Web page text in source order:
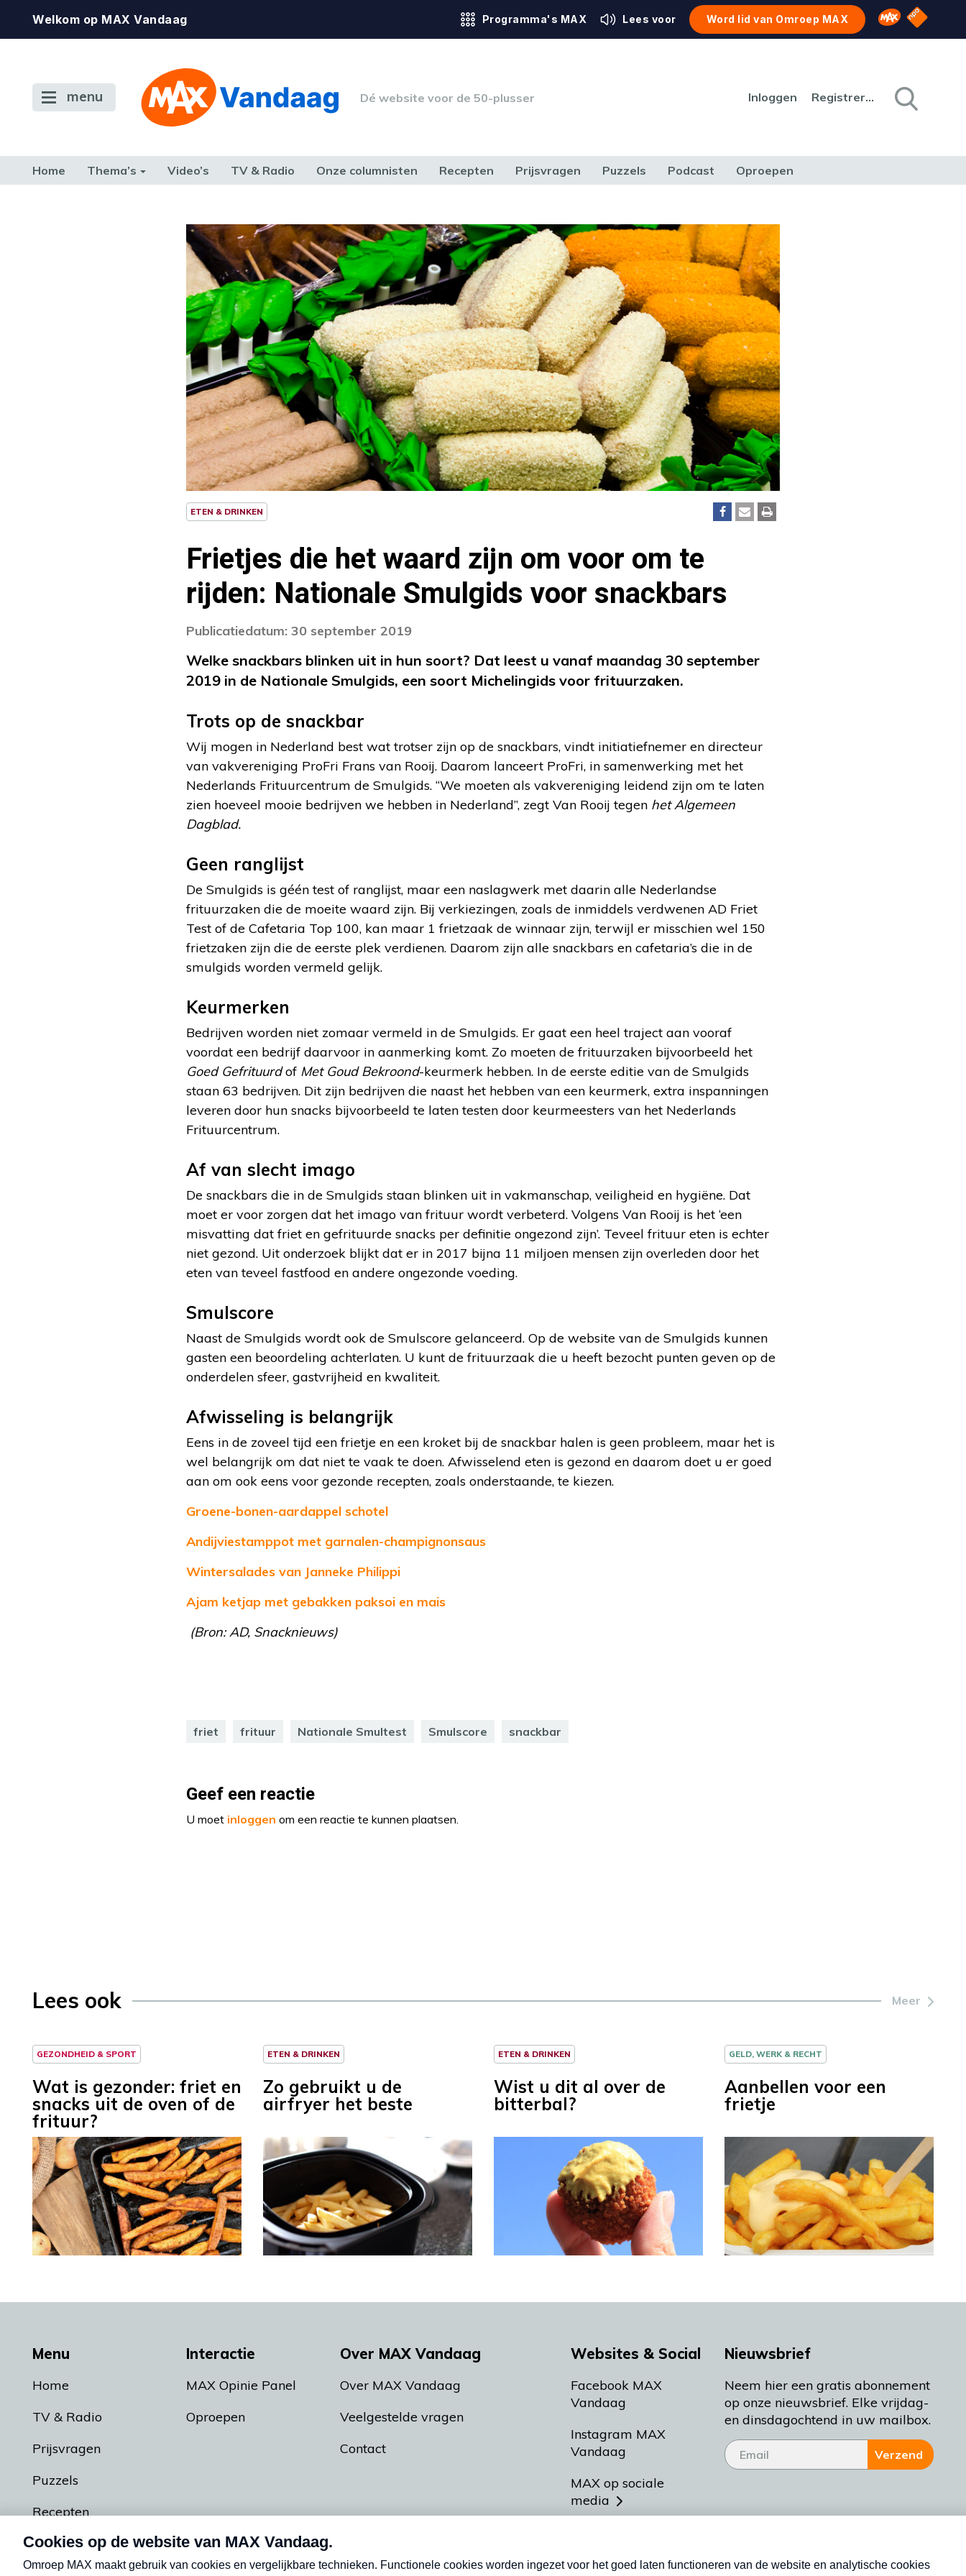
Welkom op MAX Vandaag Programma's MAX Lees voor Word lid van Omroep MAX Omroep MAX
NPO
menu Dé website voor de 50-plusser Inloggen Registreren
Home Thema’s Video’s TV & Radio Onze columnisten Recepten Prijsvragen Puzzels Podcast Oproepen
ETEN & DRINKEN
Frietjes die het waard zijn om voor om te
rijden: Nationale Smulgids voor snackbars
Publicatiedatum: 30 september 2019
Welke snackbars blinken uit in hun soort? Dat leest u vanaf maandag 30 september
2019 in de Nationale Smulgids, een soort Michelingids voor frituurzaken.
Trots op de snackbar
Wij mogen in Nederland best wat trotser zijn op de snackbars, vindt initiatiefnemer en directeur
van vakvereniging ProFri Frans van Rooij. Daarom lanceert ProFri, in samenwerking met het
Nederlands Frituurcentrum de Smulgids. “We moeten als vakvereniging leidend zijn om te laten
zien hoeveel mooie bedrijven we hebben in Nederland”, zegt Van Rooij tegen het Algemeen
Dagblad.
Geen ranglijst
De Smulgids is géén test of ranglijst, maar een naslagwerk met daarin alle Nederlandse
frituurzaken die de moeite waard zijn. Bij verkiezingen, zoals de inmiddels verdwenen AD Friet
Test of de Cafetaria Top 100, kan maar 1 frietzaak de winnaar zijn, terwijl er misschien wel 150
frietzaken zijn die de eerste plek verdienen. Daarom zijn alle snackbars en cafetaria’s die in de
smulgids worden vermeld gelijk.
Keurmerken
Bedrijven worden niet zomaar vermeld in de Smulgids. Er gaat een heel traject aan vooraf
voordat een bedrijf daarvoor in aanmerking komt. Zo moeten de frituurzaken bijvoorbeeld het
Goed Gefrituurdof Met Goud Bekroond-keurmerk hebben. In de eerste editie van de Smulgids
staan 63 bedrijven. Dit zijn bedrijven die naast het hebben van een keurmerk, extra inspanningen
leveren door hun snacks bijvoorbeeld te laten testen door keurmeesters van het Nederlands
Frituurcentrum.
Af van slecht imago
De snackbars die in de Smulgids staan blinken uit in vakmanschap, veiligheid en hygiëne. Dat
moet er voor zorgen dat het imago van frituur wordt verbeterd. Volgens Van Rooij is het ‘een
misvatting dat friet en gefrituurde snacks per definitie ongezond zijn’. Teveel frituur eten is echter
niet gezond. Uit onderzoek blijkt dat er in 2017 bijna 11 miljoen mensen zijn overleden door het
eten van teveel fastfood en andere ongezonde voeding.
Smulscore
Naast de Smulgids wordt ook de Smulscore gelanceerd. Op de website van de Smulgids kunnen
gasten een beoordeling achterlaten. U kunt de frituurzaak die u heeft bezocht punten geven op de
onderdelen sfeer, gastvrijheid en kwaliteit.
Afwisseling is belangrijk
Eens in de zoveel tijd een frietje en een kroket bij de snackbar halen is geen probleem, maar het is
wel belangrijk om dat niet te vaak te doen. Afwisselend eten is gezond en daarom doet u er goed
aan om ook eens voor gezonde recepten, zoals onderstaande, te kiezen.
Groene-bonen-aardappel schotel
Andijviestamppot met garnalen-champignonsaus
Wintersalades van Janneke Philippi
Ajam ketjap met gebakken paksoi en mais
(Bron: AD, Snacknieuws)
friet frituur Nationale Smultest Smulscore snackbar
Geef een reactie
U moet inloggen om een reactie te kunnen plaatsen.
Lees ook Meer
GEZONDHEID & SPORT
Wat is gezonder: friet en
snacks uit de oven of de
frituur?
ETEN & DRINKEN
Zo gebruikt u de
airfryer het beste
ETEN & DRINKEN
Wist u dit al over de
bitterbal?
GELD, WERK & RECHT
Aanbellen voor een
frietje
Menu
Home
TV & Radio
Prijsvragen
Puzzels
Recepten
Podcasts
Interactie
MAX Opinie Panel
Oproepen
Over MAX Vandaag
Over MAX Vandaag
Veelgestelde vragen
Contact
Websites & Social
Facebook MAX
Vandaag
Instagram MAX
Vandaag
MAX op sociale
media
Meldpunt Actueel
Nieuwsbrief
Neem hier een gratis abonnement
op onze nieuwsbrief. Elke vrijdag-
en dinsdagochtend in uw mailbox.
Verzend